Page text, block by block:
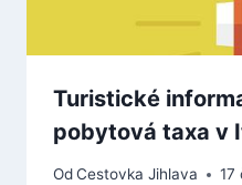
Turistické
pobytová taxa v
OdCestovka Jihlava 17